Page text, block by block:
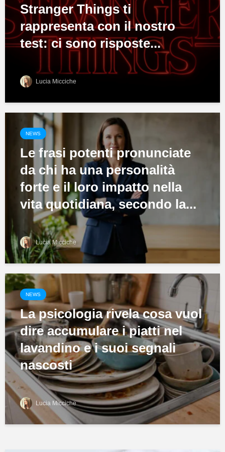
Stranger Things ti
rappresenta con il nostro
test: ci sono risposte...
Lucia Micciche
NEWS
Le frasi potenti pronunciate
da chi ha una personalità
forte e il loro impatto nella
vita quotidiana, secondo la...
Lucia Micciche
NEWS
La psicologia rivela cosa vuol
dire accumulare i piatti nel
lavandino e i suoi segnali
nascosti
Lucia Micciche